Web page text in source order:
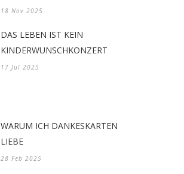
18 Nov 2025
DAS LEBEN IST KEIN
KINDERWUNSCHKONZERT
17 Jul 2025
WARUM ICH DANKESKARTEN
LIEBE
28 Feb 2025